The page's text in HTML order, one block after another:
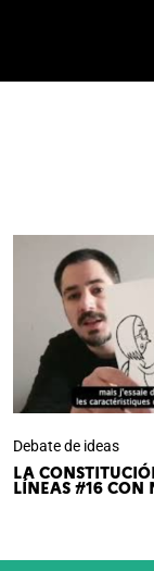
Debate de ideas
LA
LÍNEAS #16 CON